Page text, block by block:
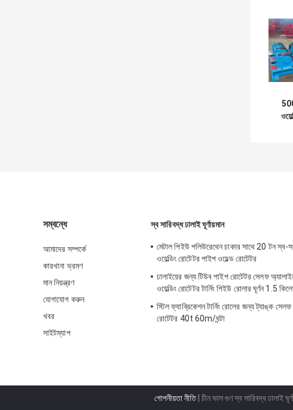
সম্বন্ধে
আমাদের সম্পর্কে
কারখানা ভ্রমণ
মান নিয়ন্ত্রণ
যোগাযোগ করুন
খবর
সাইটম্যাপ
স্ব সারিবদ্ধ ঢালাই ঘূর্ণায়মান
মেটাল পিইউ পলিউরেথেন চাকার সাথে 20 টন স্ব-
ওয়েল্ডিং রোটেটর পাইপ ওয়েল্ড রোটেটর
ঢালাইয়ের জন্য টিউব পাইপ রোটেটর সেলফ
ওয়েল্ডিং রোটেটর টার্নিং পিইউ রোলার ঘূর্ণন 1.5
স্টিল ফ্যাব্রিকেশন টার্নিং রোলের জন্য ট্যাঙ্ক সেলফ
রোটেটর 40t 60m/ঘন্টা
গোপনীয়তা নীতি| চীন ভাল গুণ স্ব সারিবদ্ধ ঢালাই